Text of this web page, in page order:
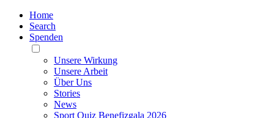
Home
Search
Spenden
Toggle
Mobile
Menu
Unsere Wirkung
Unsere Arbeit
Über Uns
Stories
News
Sport Quiz Benefizgala 2026